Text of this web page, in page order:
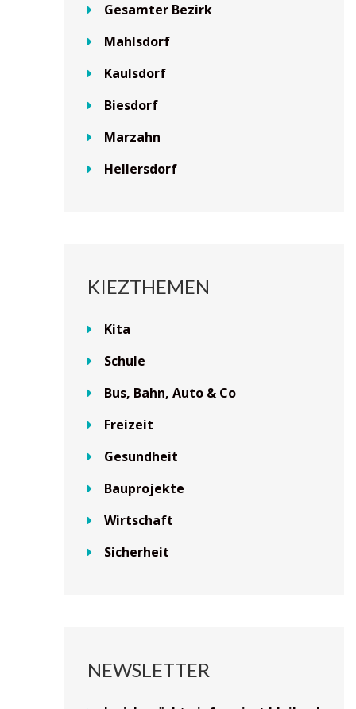
Gesamter Bezirk
Mahlsdorf
Kaulsdorf
Biesdorf
Marzahn
Hellersdorf
KIEZTHEMEN
Kita
Schule
Bus, Bahn, Auto & Co
Freizeit
Gesundheit
Bauprojekte
Wirtschaft
Sicherheit
NEWSLETTER